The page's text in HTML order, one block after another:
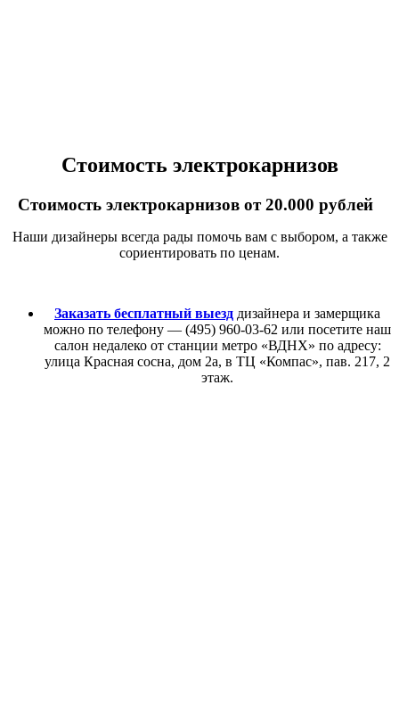
Стоимость электрокарнизов
Стоимость электрокарнизов от 20.000 рублей
Наши дизайнеры всегда рады помочь вам с выбором, а также
сориентировать по ценам.
Заказать бесплатный выезд дизайнера и замерщика
можно по телефону — (495) 960-03-62 или посетите наш
салон недалеко от станции метро «ВДНХ» по адресу:
улица Красная сосна, дом 2а, в ТЦ «Компас», пав. 217, 2
этаж.